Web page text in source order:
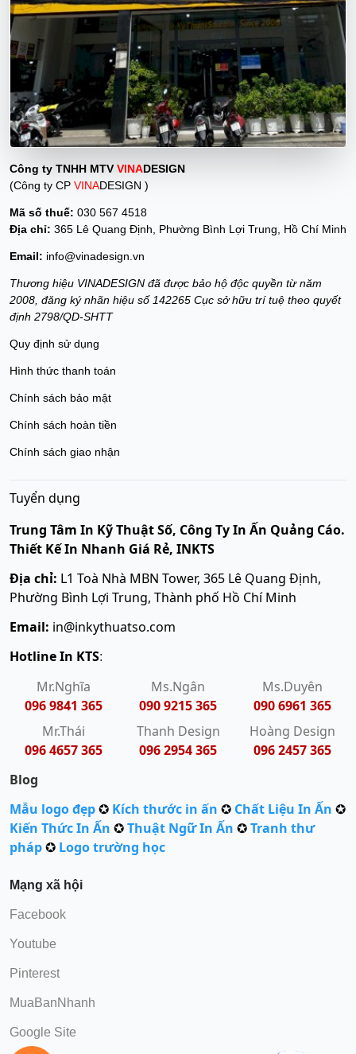
Công ty TNHH MTVVINADESIGN
(Công ty CP VINADESIGN )
Mã số thuế: 030 567 4518
Địa chỉ: 365 Lê Quang Định, Phường Bình Lợi Trung, Hồ Chí Minh
Email: info@vinadesign.vn
Thương hiệu VINADESIGN đã được bảo hộ độc quyền từ năm
2008, đăng ký nhãn hiệu số 142265 Cục sở hữu trí tuệ theo quyết
định 2798/QD-SHTT
Quy định sử dụng
Hình thức thanh toán
Chính sách bảo mật
Chính sách hoàn tiền
Chính sách giao nhận
Tuyển dụng
Trung Tâm In Kỹ Thuật Số, Công Ty In Ấn Quảng Cáo.
Thiết Kế In Nhanh Giá Rẻ, INKTS
Địa chỉ: L1 Toà Nhà MBN Tower, 365 Lê Quang Định,
Phường Bình Lợi Trung, Thành phố Hồ Chí Minh
Email: in@inkythuatso.com
Hotline In KTS:
Mr.Nghĩa
096 9841 365
Ms.Ngân
090 9215 365
Ms.Duyên
090 6961 365
Mr.Thái
096 4657 365
Thanh Design
096 2954 365
Hoàng Design
096 2457 365
Blog
Mẫu logo đẹp✪ Kích thước in ấn ✪ Chất Liệu In Ấn ✪
Kiến Thức In Ấn ✪Thuật Ngữ In Ấn ✪Tranh thư
pháp✪ Logo trường học
Mạng xã hội
Facebook
Youtube
Pinterest
MuaBanNhanh
Google Site